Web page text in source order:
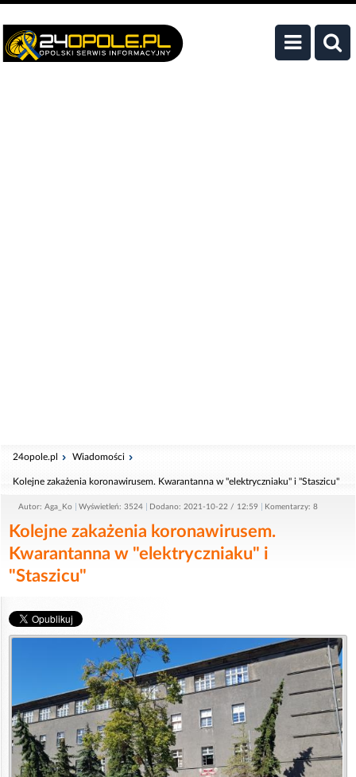
24opole.pl Wiadomości
Kolejne zakażenia koronawirusem. Kwarantanna w "elektryczniaku" i "Staszicu"
Autor: Aga_Ko Wyświetleń: 3524 Dodano: 2021-10-22 / 12:59 Komentarzy: 8
Kolejne zakażenia koronawirusem.
Kwarantanna w "elektryczniaku" i
"Staszicu"